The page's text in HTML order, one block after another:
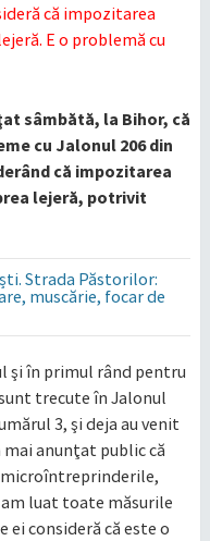
sâmbătă, la Bihor, că
cu Jalonul 206 din
că impozitarea
lejeră, potrivit
Strada Păstorilor:
muscărie, focar de
şi în primul rând pentru
trecute în Jalonul
3, şi deja au venit
anunţat public că
microîntreprinderile,
am luat toate măsurile
ei consideră că este o